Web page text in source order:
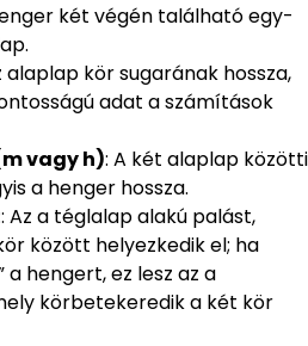
két végén található egy-
alaplap kör sugarának hossza,
adat a számítások
vagy h): A két alaplap közötti
a henger hossza.
: Az a téglalap alakú palást,
között helyezkedik el; ha
a hengert, ez lesz az a
körbetekeredik a két kör